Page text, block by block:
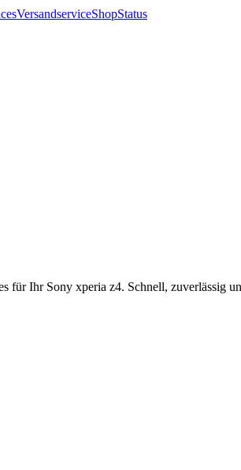
VersandserviceShopStatus
für Ihr Sony xperia z4. Schnell, zuverlässig